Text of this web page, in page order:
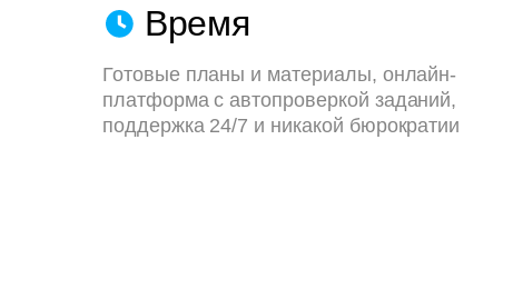
Время
Готовые планы и материалы, онлайн-
платформа с автопроверкой заданий,
поддержка 24/7 и никакой бюрократии